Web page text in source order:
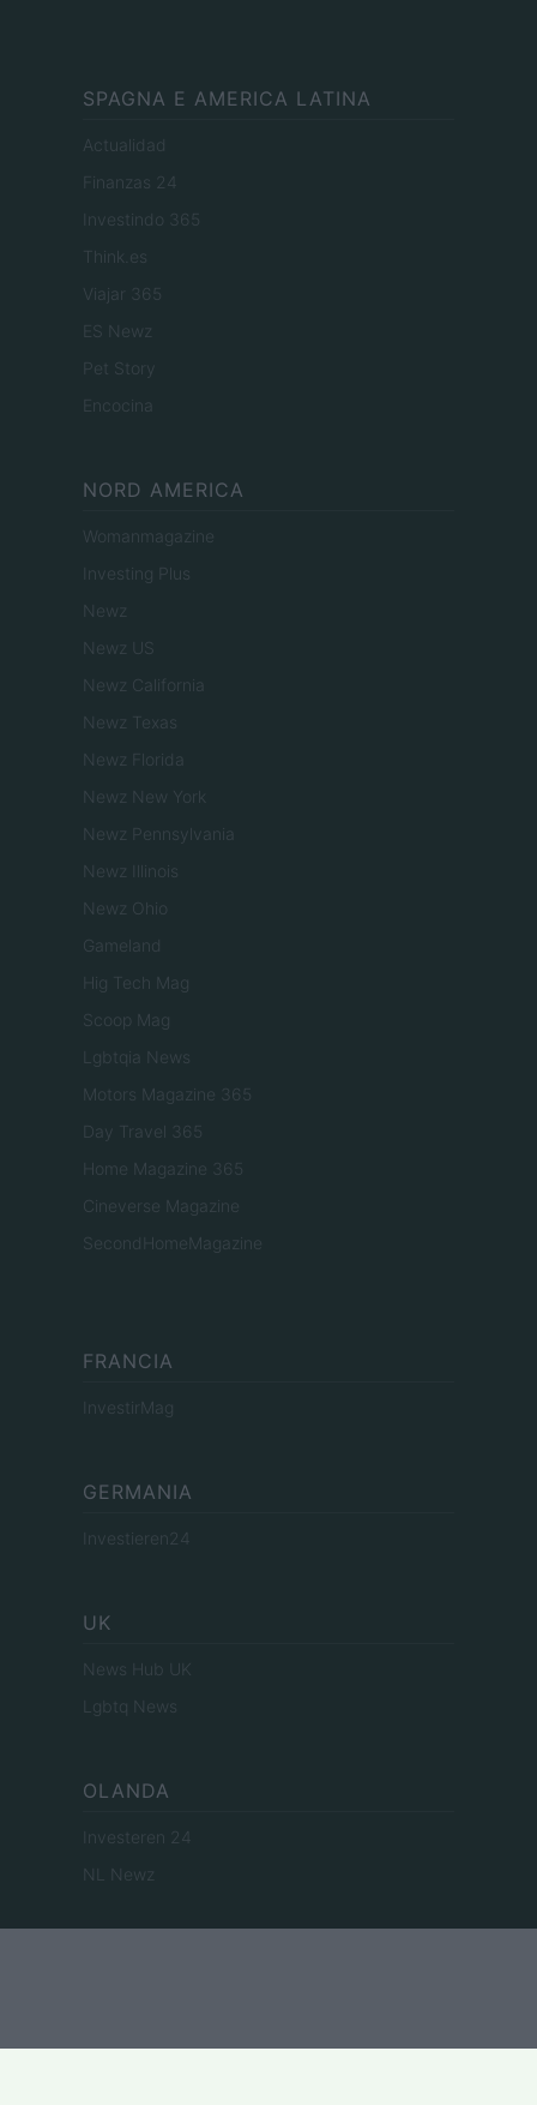
SPAGNA E AMERICA LATINA
Actualidad
Finanzas 24
Investindo 365
Think.es
Viajar 365
ES Newz
Pet Story
Encocina
NORD AMERICA
Womanmagazine
Investing Plus
Newz
Newz US
Newz California
Newz Texas
Newz Florida
Newz New York
Newz Pennsylvania
Newz Illinois
Newz Ohio
Gameland
Hig Tech Mag
Scoop Mag
Lgbtqia News
Motors Magazine 365
Day Travel 365
Home Magazine 365
Cineverse Magazine
SecondHomeMagazine
FRANCIA
InvestirMag
GERMANIA
Investieren24
UK
News Hub UK
Lgbtq News
OLANDA
Investeren 24
NL Newz